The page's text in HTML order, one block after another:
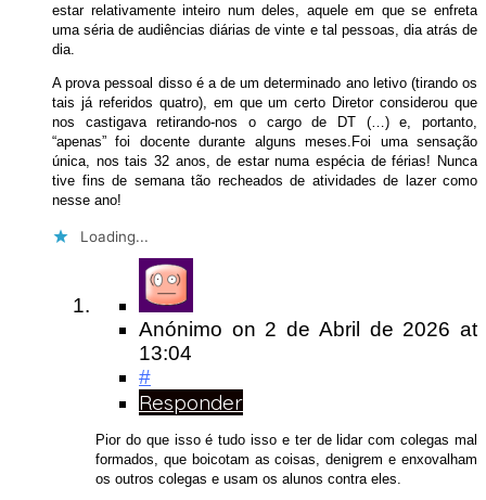
estar relativamente inteiro num deles, aquele em que se enfreta
uma séria de audiências diárias de vinte e tal pessoas, dia atrás de
dia.
A prova pessoal disso é a de um determinado ano letivo (tirando os
tais já referidos quatro), em que um certo Diretor considerou que
nos castigava retirando-nos o cargo de DT (…) e, portanto,
“apenas” foi docente durante alguns meses.Foi uma sensação
única, nos tais 32 anos, de estar numa espécia de férias! Nunca
tive fins de semana tão recheados de atividades de lazer como
nesse ano!
Loading...
Anónimo on 2 de Abril de 2026at
13:04
#
Responder
Pior do que isso é tudo isso e ter de lidar com colegas mal
formados, que boicotam as coisas, denigrem e enxovalham
os outros colegas e usam os alunos contra eles.